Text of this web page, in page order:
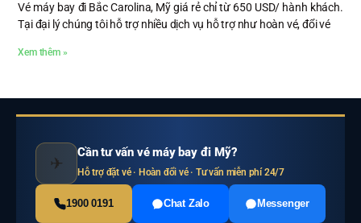
Vé máy bay đi Bắc Carolina, Mỹ giá rẻ chỉ từ 650 USD/ hành khách.
Tại đại lý chúng tôi hỗ trợ nhiều dịch vụ hỗ trợ như hoàn vé, đổi vé
Xem thêm »
✈
Cần tư vấn vé máy bay đi Mỹ?
Hỗ trợ đặt vé · Hoàn đổi vé · Tư vấn miễn phí 24/7
1900 0191 Chat Zalo Messenger